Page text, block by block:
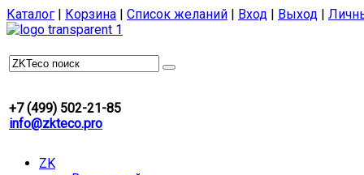
Каталог | Корзина | Список желаний | Вход | Выход |
+7 (499) 502-21-85
info@zkteco.pro
ZK